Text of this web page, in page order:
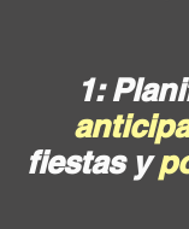
1:
fiestas y